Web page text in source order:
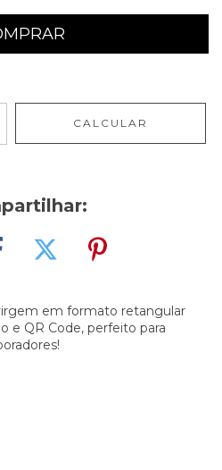
CALCULAR
em formato retangular
e QR Code, perfeito para